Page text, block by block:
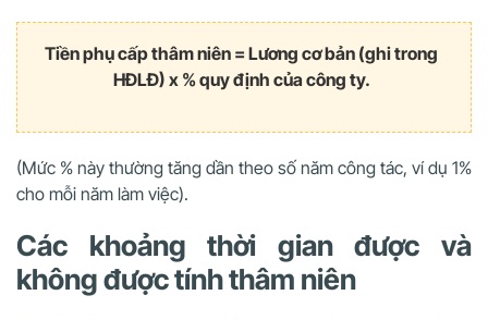
Tiền phụ cấp thâm niên = Lương cơ bản (ghi trong
HĐLĐ) x % quy định của công ty.
(Mức % này thường tăng dần theo số năm công tác, ví dụ 1%
cho mỗi năm làm việc).
Các khoảng thời gian được và
không được tính thâm niên